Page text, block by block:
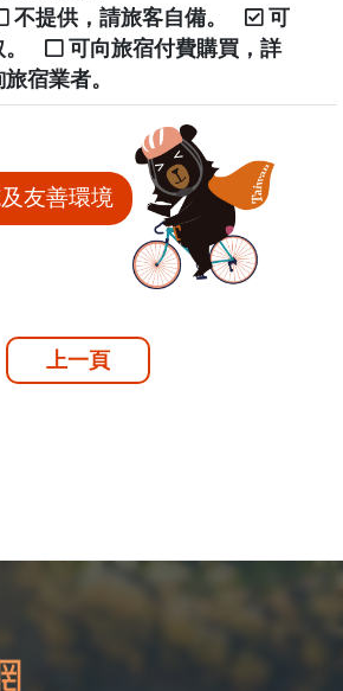
不提供，請旅客自備。
可
。
可向旅宿付費購買，詳
宿業者。
友善環境
上一頁